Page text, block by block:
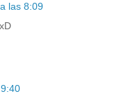
las 8:09